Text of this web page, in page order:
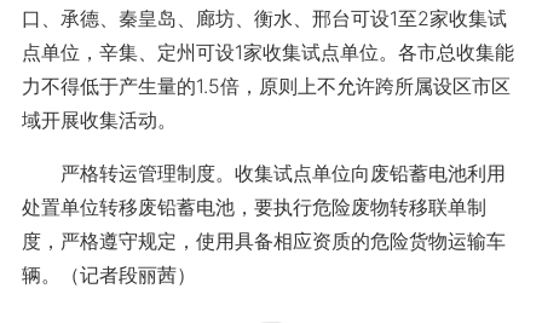
口、承德、秦皇岛、廊坊、衡水、邢台可设1至2家收集试
点单位，辛集、定州可设1家收集试点单位。各市总收集能
力不得低于产生量的1.5倍，原则上不允许跨所属设区市区
域开展收集活动。
严格转运管理制度。收集试点单位向废铅蓄电池利用
处置单位转移废铅蓄电池，要执行危险废物转移联单制
度，严格遵守规定，使用具备相应资质的危险货物运输车
辆。（记者段丽茜）